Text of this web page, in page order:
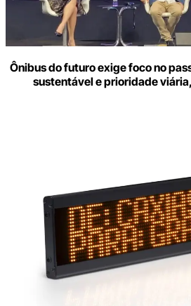
Ônibus do futuro exige foco no
sustentável e prioridade